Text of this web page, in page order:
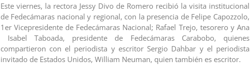
Este viernes, la rectora Jessy Divo de Romero recibió la visita institucional
de Fedecámaras nacional y regional, con la presencia de Felipe Capozzolo,
1er Vicepresidente de Fedecámaras Nacional; Rafael Trejo, tesorero y Ana
Isabel Taboada, presidente de Fedecámaras Carabobo, quienes
compartieron con el periodista y escritor Sergio Dahbar y el periodista
invitado de Estados Unidos, William Neuman, quien también es escritor.